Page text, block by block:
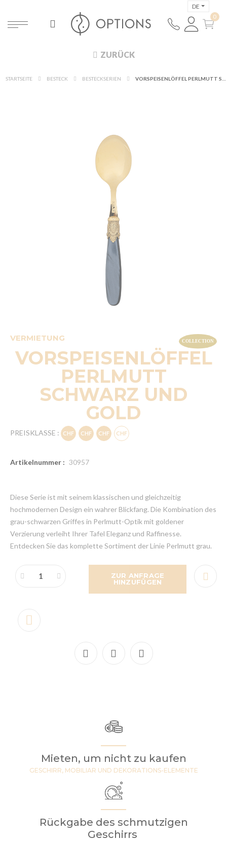
DE
ZURÜCK
STARTSEITE BESTECK BESTECKSERIEN
VERMIETUNG
VORSPEISENLÖFFEL
PERLMUTT
SCHWARZ UND
GOLD
PREISKLASSE :
Artikelnummer : 30957
Diese Serie ist mit seinem klassischen und gleichzeitig
hochmodernen Design ein wahrer Blickfang. Die Kombination des
grau-schwarzen Griffes in Perlmutt-Optik mit goldener
Verzierung verleiht Ihrer Tafel Eleganz und Raffinesse.
Entdecken Sie das komplette Sortiment der Linie Perlmutt grau.
ZUR ANFRAGE
HINZUFÜGEN
Mieten, um nicht zu kaufen
GESCHIRR, MOBILIAR UND DEKORATIONS-ELEMENTE
Rückgabe des schmutzigen
Geschirrs